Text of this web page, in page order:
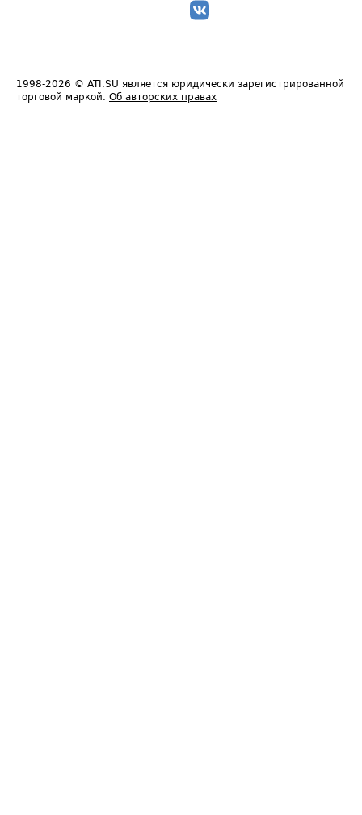
1998-2026 © ATI.SU является юридически зарегистрированной
торговой маркой. Об авторских правах